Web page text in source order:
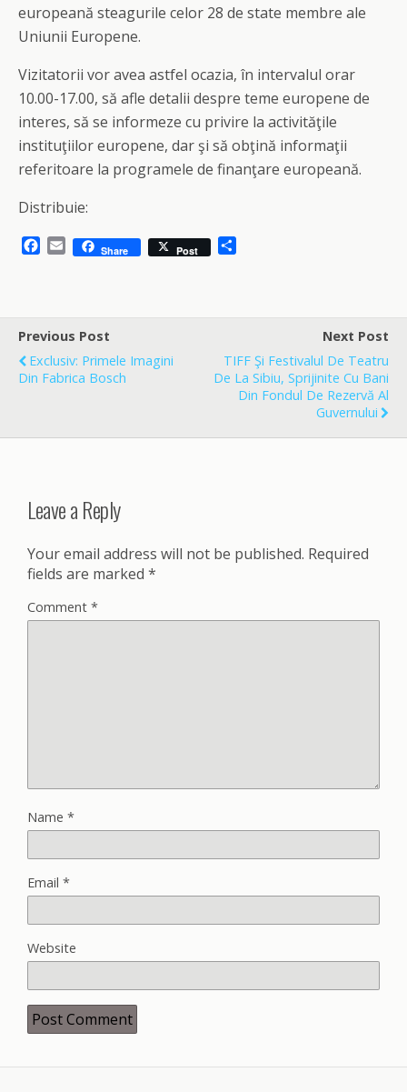
europeană steagurile celor 28 de state membre ale
Uniunii Europene.
Vizitatorii vor avea astfel ocazia, în intervalul orar
10.00-17.00, să afle detalii despre teme europene de
interes, să se informeze cu privire la activităţile
instituţiilor europene, dar şi să obţină informaţii
referitoare la programele de finanţare europeană.
Distribuie:
b
o
o
k
E
l
Share Post
e
Previous Post
Exclusiv: Primele Imagini
Din Fabrica Bosch
Next Post
TIFF Şi Festivalul De Teatru
De La Sibiu, Sprijinite Cu Bani
Din Fondul De Rezervă Al
Guvernului
Leave a Reply
Your email address will not be published. Required
fields are marked *
Comment *
Name *
Email *
Website